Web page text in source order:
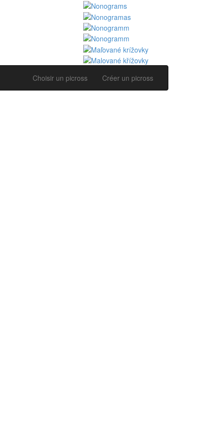
Choisir un picross Créer un picross